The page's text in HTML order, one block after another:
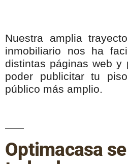
Nuestra amplia
inmobiliario nos ha
distintas páginas web y
poder publicitar tu
público más amplio.
Optimacasa